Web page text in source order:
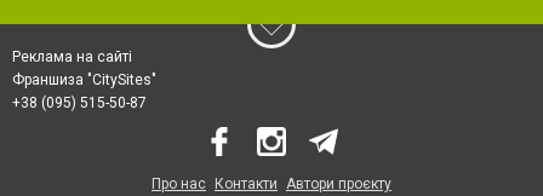
Реклама на сайті
Франшиза "CitySites"
+38 (095) 515-50-87
Про нас Контакти Автори проєкту